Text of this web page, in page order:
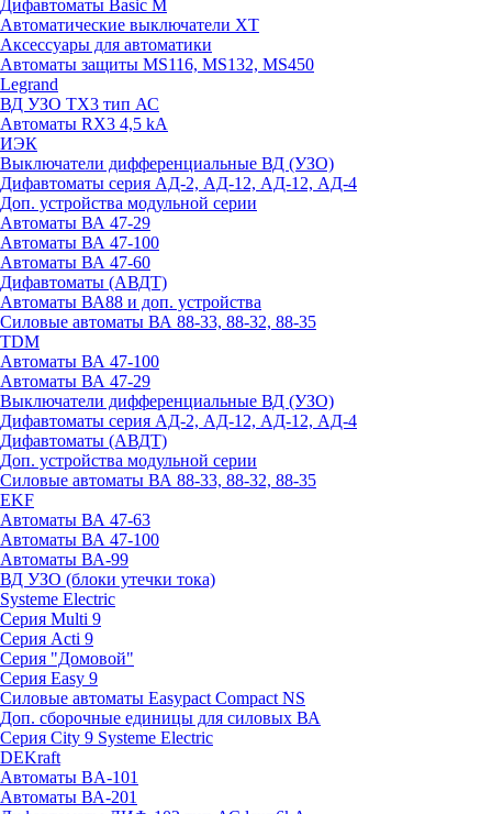
Дифавтоматы Basic M
Автоматические выключатели XT
Аксессуары для автоматики
Автоматы защиты MS116, MS132, MS450
Legrand
ВД УЗО TX3 тип АС
Автоматы RX3 4,5 kA
ИЭК
Выключатели дифференциальные ВД (УЗО)
Дифавтоматы серия АД-2, АД-12, АД-12, АД-4
Доп. устройства модульной серии
Автоматы ВА 47-29
Автоматы ВА 47-100
Автоматы ВА 47-60
Дифавтоматы (АВДТ)
Автоматы ВА88 и доп. устройства
Силовые автоматы ВА 88-33, 88-32, 88-35
TDM
Автоматы ВА 47-100
Автоматы ВА 47-29
Выключатели дифференциальные ВД (УЗО)
Дифавтоматы серия АД-2, АД-12, АД-12, АД-4
Дифавтоматы (АВДТ)
Доп. устройства модульной серии
Силовые автоматы ВА 88-33, 88-32, 88-35
EKF
Автоматы ВА 47-63
Автоматы ВА 47-100
Автоматы ВА-99
ВД УЗО (блоки утечки тока)
Systeme Electric
Серия Multi 9
Серия Acti 9
Серия "Домовой"
Серия Easy 9
Силовые автоматы Easypact Compact NS
Доп. сборочные единицы для силовых ВА
Серия City 9 Systeme Electric
DEKraft
Автоматы BA-101
Автоматы ВА-201